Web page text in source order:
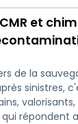
et
de la
sinistres,
valorisants,
répondent